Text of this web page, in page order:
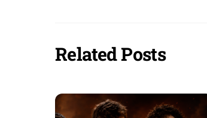
Related Posts